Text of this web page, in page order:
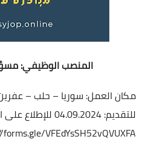
المنصب الوظيفي:
للتقديم: 04.09.2024 للإطلاع على الوصف الوظيفي و التقديم:
VFEdYsSH52vQVUXFA